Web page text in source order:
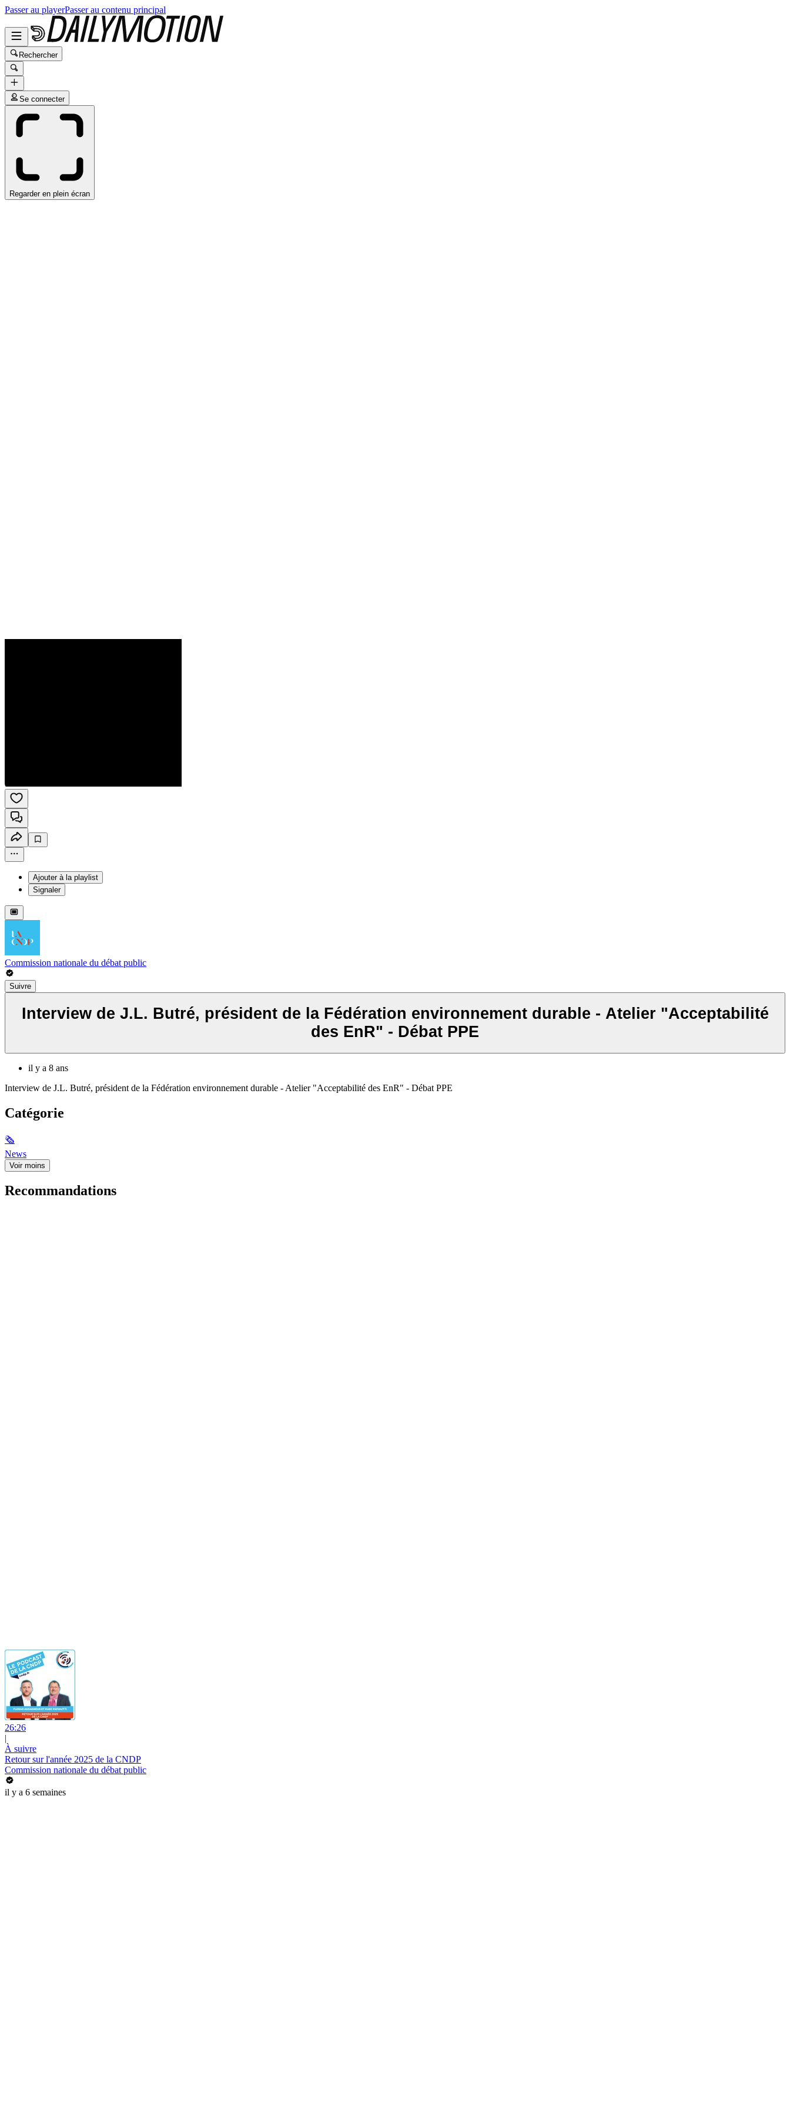
Passer au playerPasser au contenu principal
Rechercher
Se connecter
Regarder en plein écran
Ajouter à la playlist
Signaler
Commission nationale du débat public
Suivre
Interview de J.L. Butré, président de la Fédération environnement durable - Atelier "Acceptabilité
des EnR" - Débat PPE
il y a 8 ans
Interview de J.L. Butré, président de la Fédération environnement durable - Atelier "Acceptabilité des EnR" - Débat PPE
Catégorie
🗞
News
Voir moins
Recommandations
26:26
|
À suivre
Retour sur l'année 2025 de la CNDP
Commission nationale du débat public
il y a 6 semaines